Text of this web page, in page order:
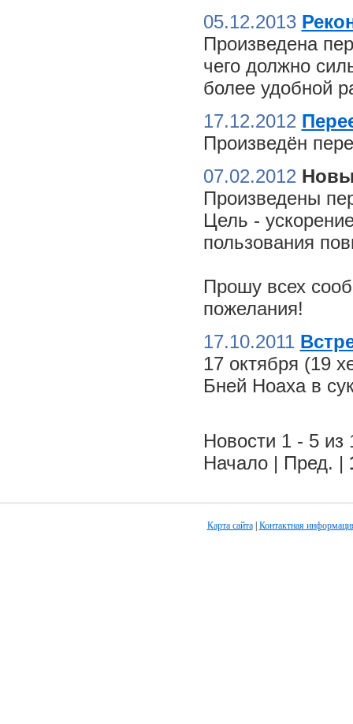
05.12.2013
Произведена
чего должно
более удобной
17.12.2012
Произведён
07.02.2012
Произведены
Цель -
пользования
Прошу всех
пожелания!
17.10.2011
17 октября (19
Бней Ноаха в
Новости 1 - 5 из
Начало | Пред. |
Карта сайта| Контактная